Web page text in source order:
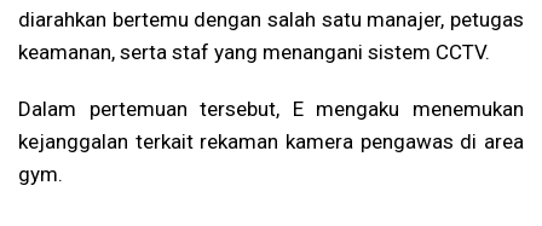
diarahkan bertemu dengan salah satu manajer, petugas
keamanan, serta staf yang menangani sistem CCTV.
Dalam pertemuan tersebut, E mengaku menemukan
kejanggalan terkait rekaman kamera pengawas di area
gym.